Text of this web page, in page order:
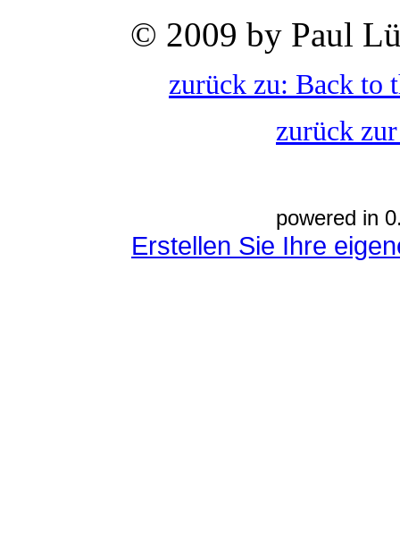
© 2009 by Paul
zurück zu: Back to
zurück
powered in
Erstellen Sie Ihre